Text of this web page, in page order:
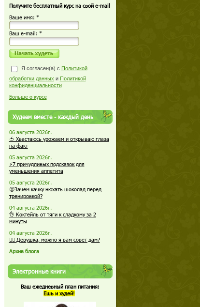
Получите бесплатный курс на свой e-mail
Ваше имя: *
Ваш е-mail: *
Я согласен(а) с Политикой
обработки данных и Политикой
конфиденциальности
Больше о курсе
Худеем вместе - каждый день
06 августа 2026г.
🍅 Хвастаюсь урожаем и открываю глаза
на факт
05 августа 2026г.
⚡7 причудливых подсказок для
уменьшения аппетита
05 августа 2026г.
😮Зачем качку нюхать шоколад перед
тренировкой?
04 августа 2026г.
👌 Коктейль от тяги к сладкому за 2
минуты
04 августа 2026г.
🏋️‍♀️ Девушка, можно я вам совет дам?
Архив блога
Электронные книги
Ваш ежедневный план питания:
Ешь и худей!